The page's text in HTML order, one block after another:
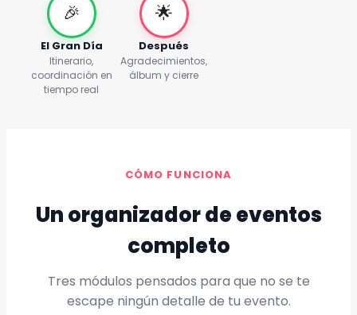
🎉
El Gran Día
Itinerario,
coordinación en
tiempo real
🌟
Después
Agradecimientos,
álbum y cierre
CÓMO FUNCIONA
Un organizador de eventos
completo
Tres módulos pensados para que no se te
escape ningún detalle de tu evento.